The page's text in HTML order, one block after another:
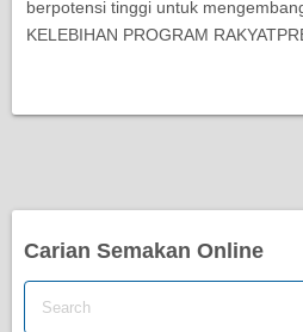
berpotensi tinggi untuk
KELEBIHAN PROGRAM
Carian Semakan Online